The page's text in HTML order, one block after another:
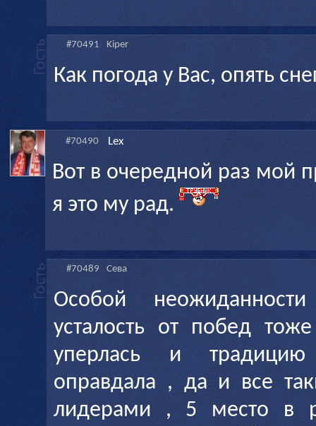
#70491 Kiper
Как погода у Вас, опять
#70490 Lex
Вот в очередной раз мой
я это му рад.
#70489 Сева
Особой
усталость от побед
уперлась и
оправдала , да и все
лидерами , 5 место в